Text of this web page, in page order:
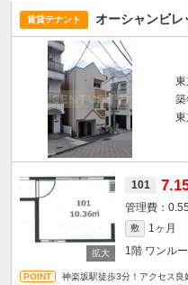
賃貸テナント オーシャンビレ
101
敷 1ヶ月
1階 ワンル
神楽坂駅徒歩3分！アクセス良